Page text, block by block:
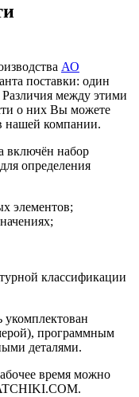
АО
поставки: один
между этими
о них Вы можете
нашей компании.
включён набор
определения
элементов;
классификации
программным
деталями.
время можно